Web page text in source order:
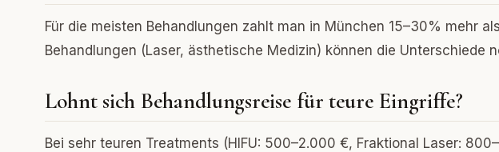
Für die meisten Behandlungen zahlt man in München 15–30% mehr
Behandlungen (Laser, ästhetische Medizin) können die Unterschiede
Lohnt sich Behandlungsreise für teure Eingriffe?
Bei sehr teuren Treatments (HIFU: 500–2.000 €, Fraktional Laser: